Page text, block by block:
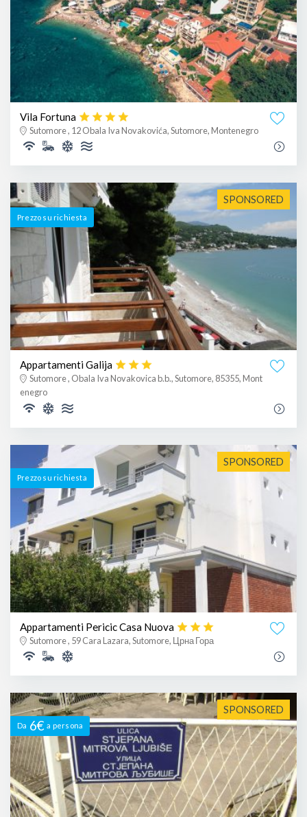
Vila Fortuna
Sutomore , 12 Obala Iva Novakovića, Sutomore, Montenegro
SPONSORED
Prezzo su richiesta
Appartamenti Galija
Sutomore , Obala Iva Novakovica b.b., Sutomore, 85355, Mont
enegro
SPONSORED
Prezzo su richiesta
Appartamenti Pericic Casa Nuova
Sutomore , 59 Cara Lazara, Sutomore, Црна Гора
SPONSORED
Da 6€ a persona